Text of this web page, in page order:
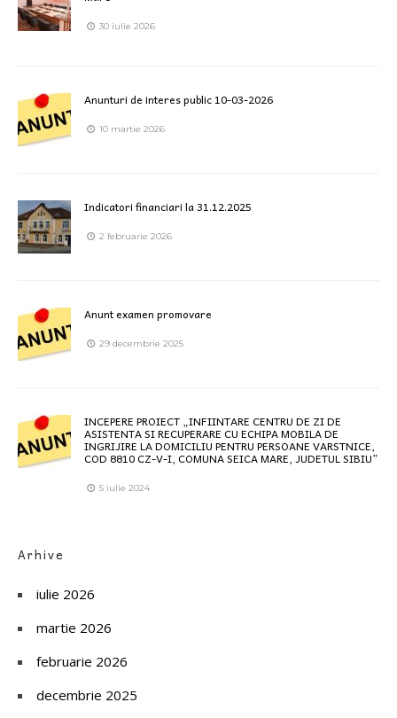
30 iulie 2026
Anunturi de interes public 10-03-2026
10 martie 2026
Indicatori financiari la 31.12.2025
2 februarie 2026
Anunt examen promovare
29 decembrie 2025
INCEPERE PROIECT „INFIINTARE CENTRU DE ZI DE
ASISTENTA SI RECUPERARE CU ECHIPA MOBILA DE
INGRIJIRE LA DOMICILIU PENTRU PERSOANE VARSTNICE,
COD 8810 CZ-V-I, COMUNA SEICA MARE, JUDETUL SIBIU”
5 iulie 2024
Arhive
iulie 2026
martie 2026
februarie 2026
decembrie 2025